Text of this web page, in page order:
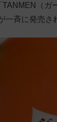
（ガ
斉に発売さ